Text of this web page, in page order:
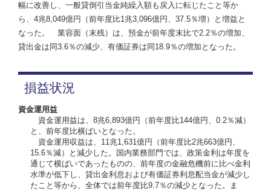
幅に改善し、一般貸倒引当金純繰入額も戻入に転じたこと等か
ら、4兆8,049億円（前年度比1兆3,096億円、37.5％増）と増益と
なった。 業容面（末残）は、預金が前年度末比で2.2％の増加、
貸出金は同3.6％の減少、有価証券は同18.9％の増加となった。
損益状況
資金運用益
資金運用益は、8兆6,893億円（前年度比144億円、0.2％減）
と、前年度比横ばいとなった。
資金運用収益は、11兆1,631億円（前年度比2兆663億円、
15.6％減）と減少した。国内業務部門では、政策金利は年度を
通じて横ばいであったものの、前年度の金融危機前に比べ金利
水準が低下し、貸出金利息および有価証券利息配当金が減少し
たこと等から、全体では前年度比9.7％の減少となった。ま